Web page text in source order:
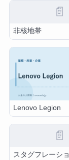
📄
非核地帯
Lenovo Legion
📄
スタグフレーシ